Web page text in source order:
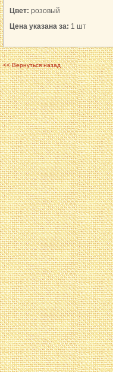
Цвет: розовый
Цена указана за: 1 шт
<< Вернуться назад